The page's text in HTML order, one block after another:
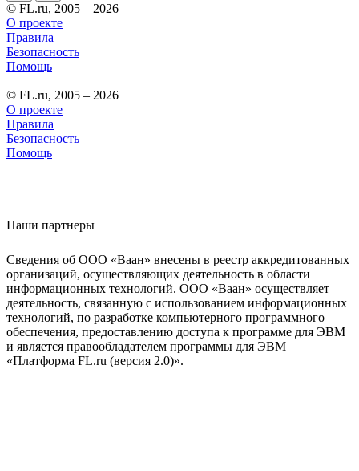
© FL.ru, 2005 – 2026
О проекте
Правила
Безопасность
Помощь
© FL.ru, 2005 – 2026
О проекте
Правила
Безопасность
Помощь
Наши партнеры
Сведения об ООО «Ваан» внесены в реестр аккредитованных
организаций, осуществляющих деятельность в области
информационных технологий. ООО «Ваан» осуществляет
деятельность, связанную с использованием информационных
технологий, по разработке компьютерного программного
обеспечения, предоставлению доступа к программе для ЭВМ
и является правообладателем программы для ЭВМ
«Платформа FL.ru (версия 2.0)».